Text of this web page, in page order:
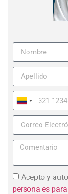
Colombia
+57
Acepto y
personales